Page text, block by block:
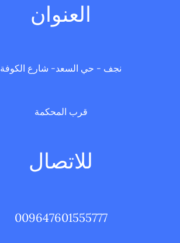
العنوان
نجف - حي السعد- شارع الكوفة
قرب المحكمة
للاتصال
009647601555777